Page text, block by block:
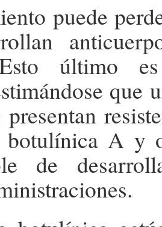
puede
último es
que
presentan
A y
de